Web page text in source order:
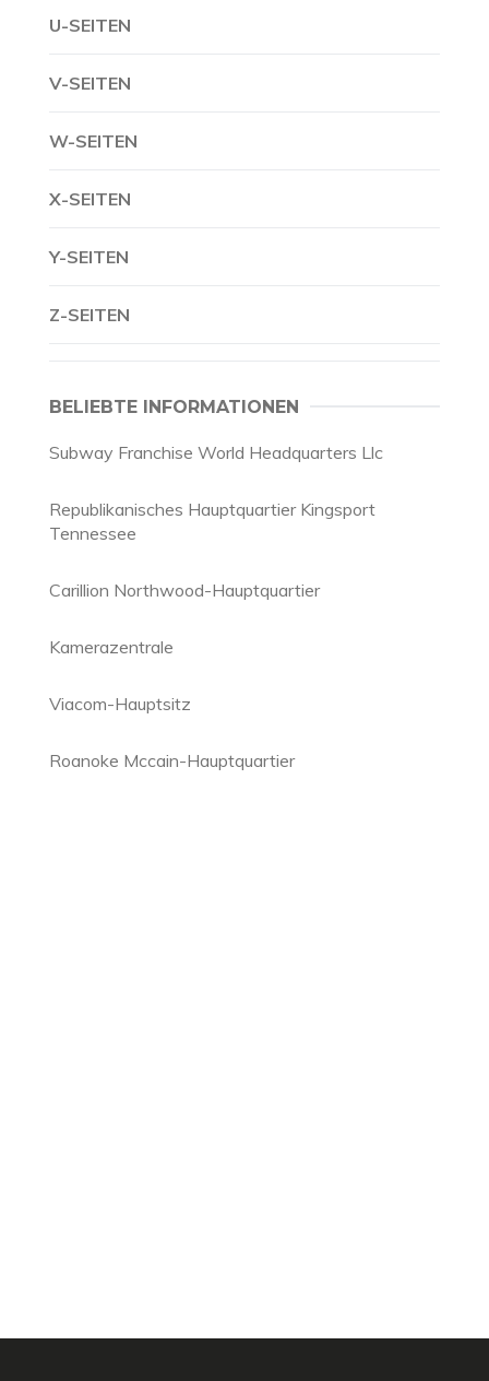
U-SEITEN
V-SEITEN
W-SEITEN
X-SEITEN
Y-SEITEN
Z-SEITEN
BELIEBTE INFORMATIONEN
Subway Franchise World Headquarters Llc
Republikanisches Hauptquartier Kingsport
Tennessee
Carillion Northwood-Hauptquartier
Kamerazentrale
Viacom-Hauptsitz
Roanoke Mccain-Hauptquartier